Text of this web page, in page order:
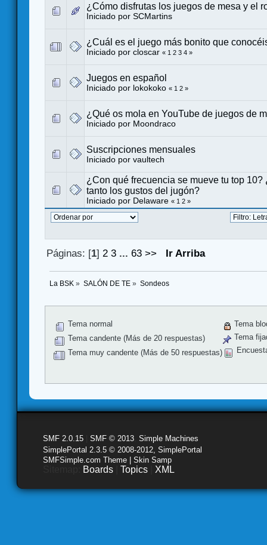
¿Cómo disfrutas los juegos de mesa y el
Iniciado por SCMartins
¿Cuál es el juego más bonito que
Iniciado por closcar « 1 2 3 4 »
Juegos en español
Iniciado por lokokoko « 1 2 »
¿Qué os mola en YouTube de juegos de
Iniciado por Moondraco
Suscripciones mensuales
Iniciado por vaultech
¿Con qué frecuencia se mueve tu top 10?
tanto los gustos del jugón?
Iniciado por Delaware « 1 2 »
Páginas: [1] 2 3 ...63 >> Ir Arriba
La BSK » SALÓN DE TE» Sondeos
Tema normal
Tema candente (Más de 20 respuestas)
Tema muy candente (Más de 50 respuestas)
Tema
Tema
SMF 2.0.15 SMF © 2013 Simple Machines
SimplePortal 2.3.5 © 2008-2012, SimplePortal
SMFSimple.com Theme | Skin Samp
Boards Topics XML